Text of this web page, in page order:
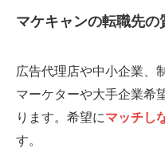
マケキャンの転職先の
広告代理店や中小企業、
マーケターや大手企業希
ります。希望にマッチし
す。